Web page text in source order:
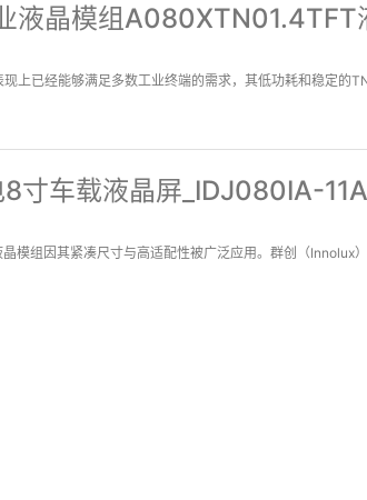
液晶模组A080XTN01.4TFT
上已经能够满足多数工业终端的需求，其低功耗和稳定的
寸车载液晶屏_IDJ080IA-
模组因其紧凑尺寸与高适配性被广泛应用。群创（